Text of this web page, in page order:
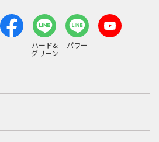
ハード&
グリーン
パワー